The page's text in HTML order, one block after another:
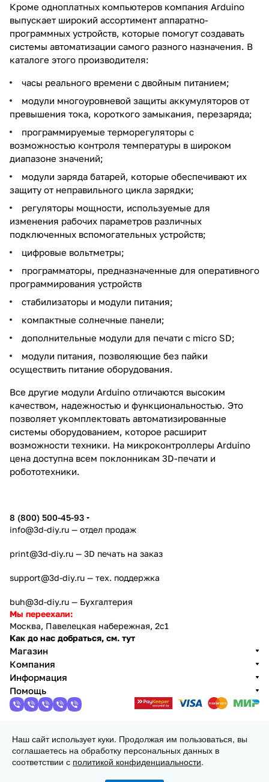
Кроме одноплатных компьютеров компания Arduino
выпускает широкий ассортимент аппаратно-
программных устройств, которые помогут создавать
системы автоматизации самого разного назначения. В
каталоге этого производителя:
часы реального времени с двойным питанием;
модули многоуровневой защиты аккумуляторов от
превышения тока, короткого замыкания, перезаряда;
программируемые терморегуляторы с
возможностью контроля температуры в широком
диапазоне значений;
модули заряда батарей, которые обеспечивают их
защиту от неправильного цикла зарядки;
регуляторы мощности, используемые для
изменения рабочих параметров различных
подключенных вспомогательных устройств;
цифровые вольтметры;
программаторы, предназначенные для оперативного
программирования устройств
стабилизаторы и модули питания;
компактные солнечные панели;
дополнительные модули для печати с micro SD;
модули питания, позволяющие без пайки
осуществить питание оборудования.
Все другие модули Arduino отличаются высоким
качеством, надежностью и функциональностью. Это
позволяет укомплектовать автоматизированные
системы оборудованием, которое расширит
возможности техники. На микроконтроллеры Arduino
цена доступна всем поклонникам 3D-печати и
робототехники.
8 (800) 500-45-93
info@3d-diy.ru — отдел продаж
print@3d-diy.ru — 3D печать на заказ
support@3d-diy.ru — тех. поддержка
buh@3d-diy.ru — Бухгалтерия
Мы переехали:
Москва, Павелецкая набережная, 2с1
Как до нас добраться, см. тут
Магазин
Компания
Информация
Помощь
2013 - 2026 © 3DiY (Тридиай) - интернет-магазин
комплектующих для 3D принтеров, ЧПУ станков и
робототехники
Наш сайт использует куки. Продолжая им пользоваться, вы
соглашаетесь на обработку персональных данных в
соответствии с политикой конфиденциальности.